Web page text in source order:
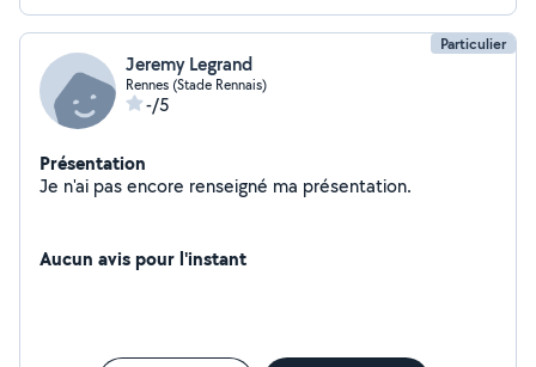
Particulier
Jeremy Legrand
Rennes (Stade Rennais)
-/5
Présentation
Je n'ai pas encore renseigné ma présentation.
Aucun avis pour l'instant